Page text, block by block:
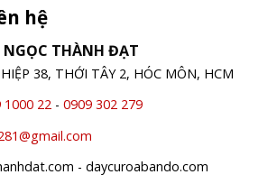
hệ
THÀNH ĐẠT
38, THỚI TÂY 2, HÓC MÔN, HCM
1000 22- 0909 302 279
- daycuroabando.com